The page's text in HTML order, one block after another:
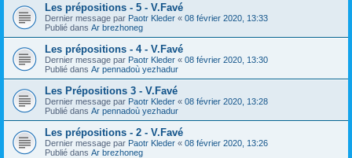
Les prépositions - 5 - V.Favé
Dernier message par Paotr Kleder « 08 février 2020, 13:33
Publié dans Ar brezhoneg
Les prépositions - 4 - V.Favé
Dernier message par Paotr Kleder « 08 février 2020, 13:30
Publié dans Ar pennadoù yezhadur
Les Prépositions 3 - V.Favé
Dernier message par Paotr Kleder « 08 février 2020, 13:28
Publié dans Ar pennadoù yezhadur
Les prépositions - 2 - V.Favé
Dernier message par Paotr Kleder « 08 février 2020, 13:26
Publié dans Ar brezhoneg